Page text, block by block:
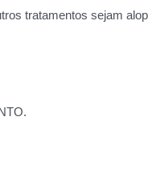
tratamentos sejam